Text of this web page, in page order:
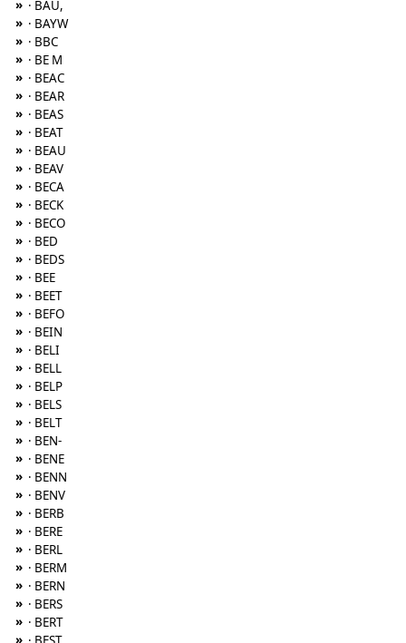
» · BAU,
» · BAYW
» · BBC
» · BE M
» · BEAC
» · BEAR
» · BEAS
» · BEAT
» · BEAU
» · BEAV
» · BECA
» · BECK
» · BECO
» · BED
» · BEDS
» · BEE
» · BEET
» · BEFO
» · BEIN
» · BELI
» · BELL
» · BELP
» · BELS
» · BELT
» · BEN-
» · BENE
» · BENN
» · BENV
» · BERB
» · BERE
» · BERL
» · BERM
» · BERN
» · BERS
» · BERT
»